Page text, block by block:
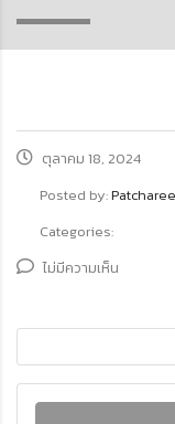
ตุลาคม 18, 2024
Posted by:
Categories:
ไม่มีความเห็น